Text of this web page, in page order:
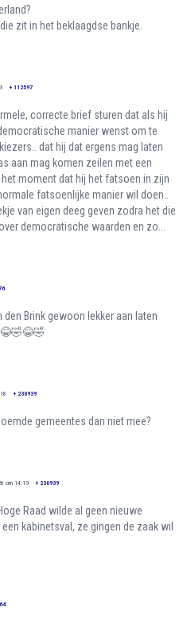
zit in het beklaagdse bankje.
+ 112597
correcte brief sturen dat als hij
manier wenst om te
dat hij dat ergens mag laten
aan mag komen zeilen met een
moment dat hij het fatsoen in zijn
fatsoenlijke manier wil doen..
van eigen deeg geven zodra het die
democratische waarden en zo...
Brink gewoon lekker aan laten
+ 230939
gemeentes dan niet mee?
om 14:19 + 230939
Raad wilde al geen nieuwe
kabinetsval, ze gingen de zaak wil